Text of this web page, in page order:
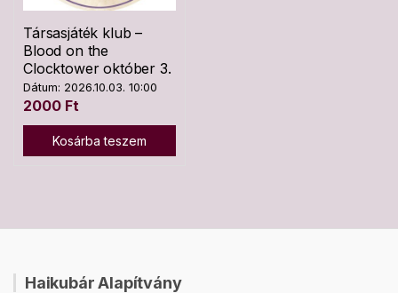
Társasjáték klub –
Blood on the
Clocktower október 3.
Dátum: 2026.10.03. 10:00
2000 Ft
Kosárba teszem
Haikubár Alapítvány